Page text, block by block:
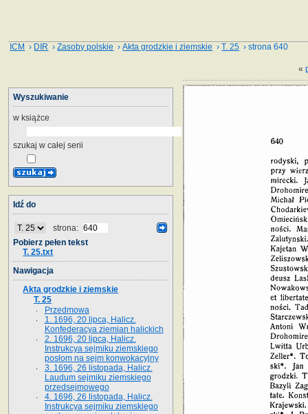
ICM › DIR ›Zasoby polskie ›Akta grodzkie i ziemskie ›T. 25 › strona 640
«
Wyszukiwanie
w książce
szukaj w całej serii
Idź do
strona:
Pobierz pełen tekst
T. 25.txt
Nawigacja
Akta grodzkie i ziemskie
T. 25
Przedmowa
1. 1696, 20 lipca, Halicz.
Konfederacya ziemian halickich
2. 1696, 20 lipca, Halicz.
Instrukcya sejmiku ziemskiego
posłom na sejm konwokacyjny
3. 1696, 26 listopada, Halicz.
Laudum sejmiku ziemskiego
przedsejmowego
4. 1696, 26 listopada, Halicz.
Instrukcya sejmiku ziemskiego